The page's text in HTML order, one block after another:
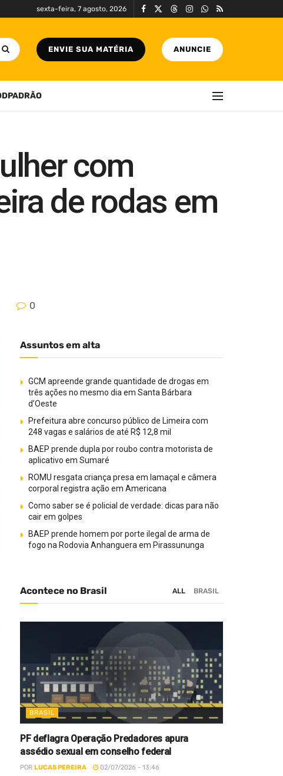
sexta-feira, 7 agosto, 2026
ENVIE SUA MATÉRIA ANUNCIE
com
de rodas em
0
Assuntos em alta
GCM apreende grande quantidade de drogas em
três ações no mesmo dia em Santa Bárbara
d’Oeste
Prefeitura abre concurso público de Limeira com
248 vagas e salários de até R$ 12,8 mil
BAEP prende dupla por roubo contra motorista de
aplicativo em Sumaré
ROMU resgata criança presa em lamaçal e câmera
corporal registra ação em Americana
Como saber se é policial de verdade: dicas para não
cair em golpes
BAEP prende homem por porte ilegal de arma de
fogo na Rodovia Anhanguera em Pirassununga
Acontece no Brasil ALL BRASIL
BRASIL
PF deflagra Operação Predadores apura
assédio sexual em conselho federal
POR LUCAS PEREIRA 02/07/2026 - 13:46